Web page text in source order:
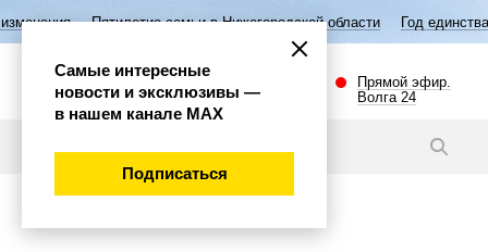
семьи в Нижегородской области Год единства народов России
Прямой эфир.
Волга 24
Самые интересные
новости и эксклюзивы —
в нашем канале МАХ
Подписаться